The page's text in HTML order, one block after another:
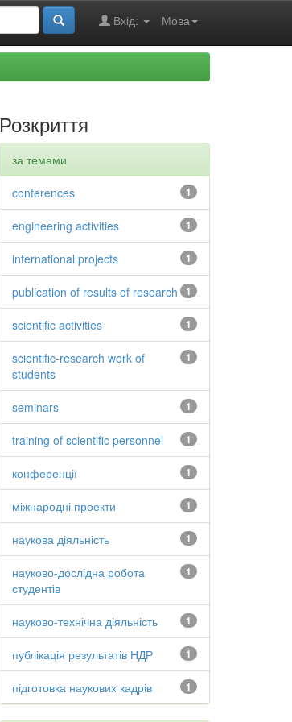
Мова
Вхід:
Розкриття
за темами
1
conferences
1
engineering activities
1
international projects
1
publication of results of research
1
scientific activities
1
scientific-research work of
students
1
seminars
1
training of scientific personnel
1
конференції
1
міжнародні проекти
1
наукова діяльність
1
науково-дослідна робота
студентів
1
науково-технічна діяльність
1
публікація результатів НДР
1
підготовка наукових кадрів